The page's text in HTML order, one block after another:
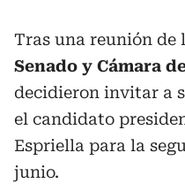
Tras una reunión de
Senado y Cámara
decidieron invitar a
el candidato
Espriella para la
junio.